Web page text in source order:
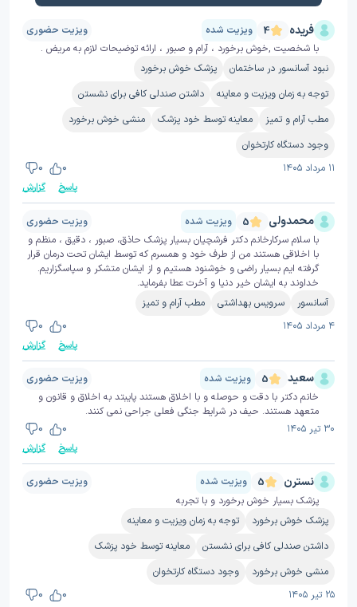
فریده 4 ویزیت شده
ویزیت حضوری
با شخصیت ,خوش برخورد ، آرام و صبور ، ارائه توضیحات لازم به مریض .
نبود آسانسور در ساختمان
پزشک خوش برخورد
توجه به زمان ویزیت و معاینه
داشتن صندلی کافی برای نشستن
مطب آرام و تمیز
معاینه توسط خود پزشک
منشی خوش برخورد
وجود دستگاه کارتخوان
۱۱ مرداد ۱۴۰۵
0
0
پاسخ
گزارش
محمدولی 5 ویزیت شده
ویزیت حضوری
با سلام سرکارخانم دکتر فرشچیان بسیار پزشک حاذق، صبور ، دقیق ، منظم و
با اخلاقی هستند من از طرف خود و همسرم که توسط ایشان تحت درمان قرار
گرفته ایم بسیار راضی و خوشنود هستیم و از ایشان متشکر و سپاسگزاریم.
خداوند به ایشان خیر دنیا و آخرت عطا بفرماید.
آسانسور
سرویس بهداشتی
مطب آرام و تمیز
۴ مرداد ۱۴۰۵
0
0
پاسخ
گزارش
سعید 5 ویزیت شده
ویزیت حضوری
خانم دکتر با دقت و حوصله و با اخلاق هستند پایبتد به اخلاق و قانون و
متعهد هستند. حیف در شرایط جنگی فعلی جراحی نمی کنند.
۳۰ تیر ۱۴۰۵
0
0
پاسخ
گزارش
نسترن 5 ویزیت شده
ویزیت حضوری
پزشک بسیار خوش برخورد و با تجربه
پزشک خوش برخورد
توجه به زمان ویزیت و معاینه
داشتن صندلی کافی برای نشستن
معاینه توسط خود پزشک
منشی خوش برخورد
وجود دستگاه کارتخوان
۲۵ تیر ۱۴۰۵
0
0